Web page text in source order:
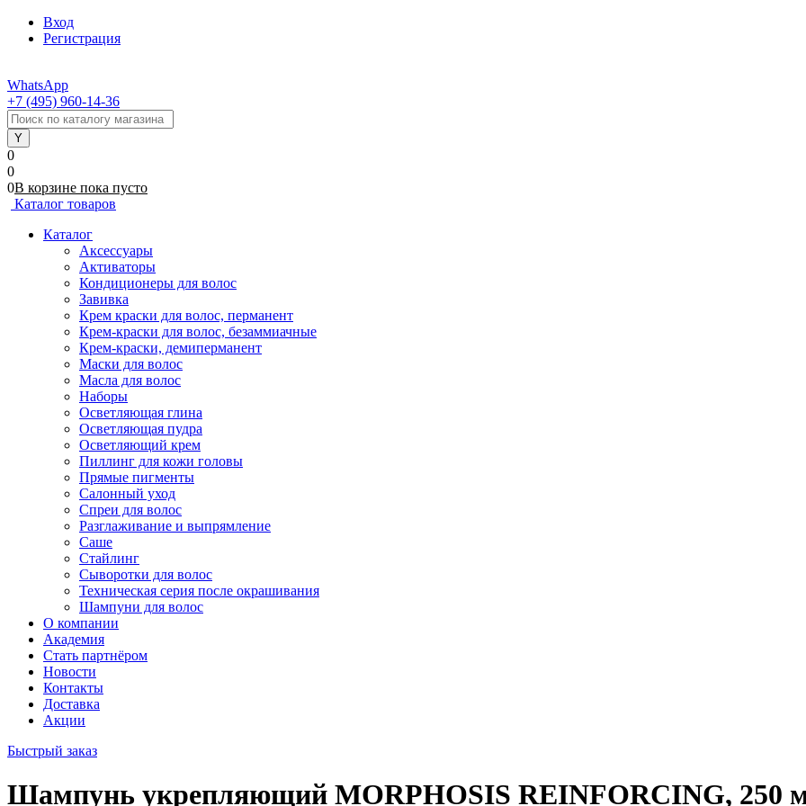
Вход
Регистрация
WhatsApp
+7 (495) 960-14-36
0
0
0В корзине пока пусто
Каталог товаров
Каталог
Аксессуары
Активаторы
Кондиционеры для волос
Завивка
Крем краски для волос, перманент
Крем-краски для волос, безаммиачные
Крем-краски, демиперманент
Маски для волос
Масла для волос
Наборы
Осветляющая глина
Осветляющая пудра
Осветляющий крем
Пиллинг для кожи головы
Прямые пигменты
Салонный уход
Спреи для волос
Разглаживание и выпрямление
Саше
Стайлинг
Сыворотки для волос
Техническая серия после окрашивания
Шампуни для волос
О компании
Академия
Стать партнёром
Новости
Контакты
Доставка
Акции
Быстрый заказ
Шампунь укрепляющий MORPHOSIS REINFORCING, 250